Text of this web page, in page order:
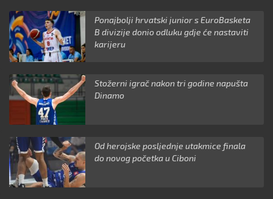
Ponajbolji hrvatski junior s EuroBasketa
B divizije donio odluku gdje će nastaviti
karijeru
Stožerni igrač nakon tri godine napušta
Dinamo
Od herojske posljednje utakmice finala
do novog početka u Ciboni